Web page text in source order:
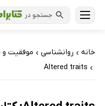
جستجو در
خانه › روانشناسی › موفقیت و
›
Altered traits